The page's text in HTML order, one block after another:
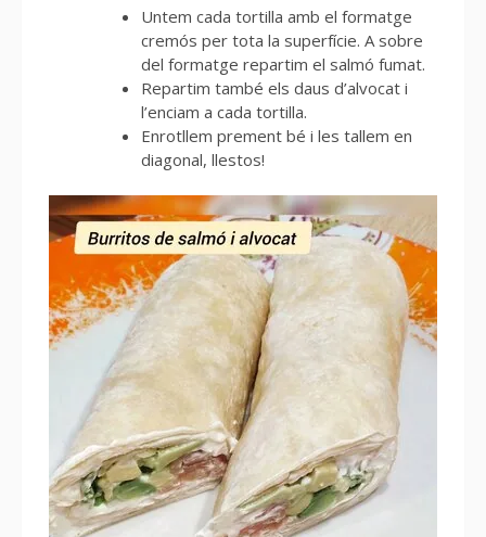
Untem cada tortilla amb el formatge
cremós per tota la superfície. A sobre
del formatge repartim el salmó fumat.
Repartim també els daus d’alvocat i
l’enciam a cada tortilla.
Enrotllem prement bé i les tallem en
diagonal, llestos!